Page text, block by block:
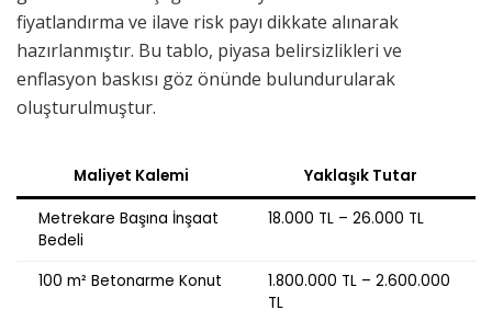
fiyatlandırma ve ilave risk payı dikkate alınarak
hazırlanmıştır. Bu tablo, piyasa belirsizlikleri ve
enflasyon baskısı göz önünde bulundurularak
oluşturulmuştur.
Maliyet Kalemi Yaklaşık Tutar
Metrekare Başına İnşaat
Bedeli
18.000 TL – 26.000 TL
100 m² Betonarme Konut
1.800.000 TL – 2.600.000
TL